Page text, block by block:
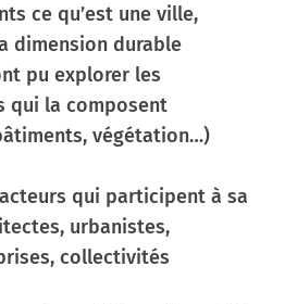
ce qu’est une ville,
dimension durable
pu explorer les
qui la composent
végétation…)
qui participent à sa
urbanistes,
collectivités